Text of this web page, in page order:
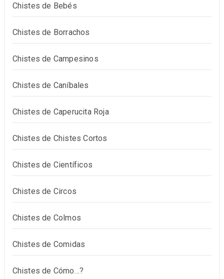
Chistes de Bebés
Chistes de Borrachos
Chistes de Campesinos
Chistes de Caníbales
Chistes de Caperucita Roja
Chistes de Chistes Cortos
Chistes de Científicos
Chistes de Circos
Chistes de Colmos
Chistes de Comidas
Chistes de Cómo…?